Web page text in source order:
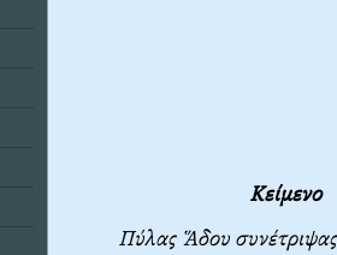
Κείμενο
Πύλας Ἅδου